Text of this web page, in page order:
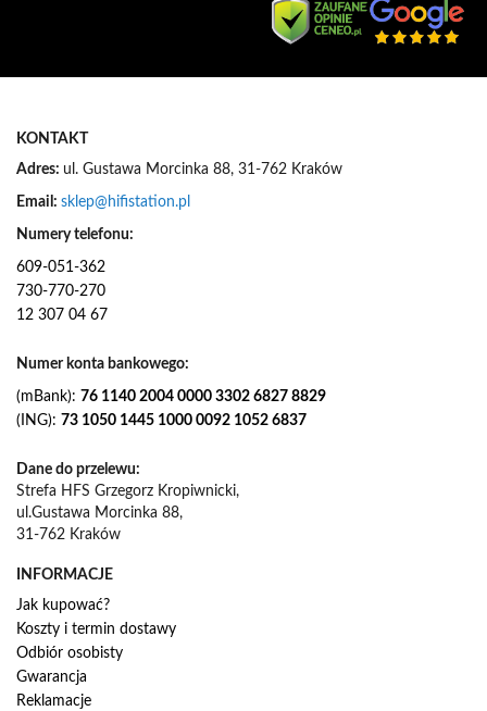
s
z
e
e
KONTAKT
Adres: ul. Gustawa Morcinka 88, 31-762 Kraków
Email: sklep@hifistation.pl
Numery telefonu:
609-051-362
730-770-270
12 307 04 67
Numer konta bankowego:
(mBank): 76 1140 2004 0000 3302 6827 8829
(ING): 73 1050 1445 1000 0092 1052 6837
Dane do przelewu:
Strefa HFS Grzegorz Kropiwnicki,
ul.Gustawa Morcinka 88,
31-762 Kraków
INFORMACJE
Jak kupować?
Koszty i termin dostawy
Odbiór osobisty
Gwarancja
Reklamacje